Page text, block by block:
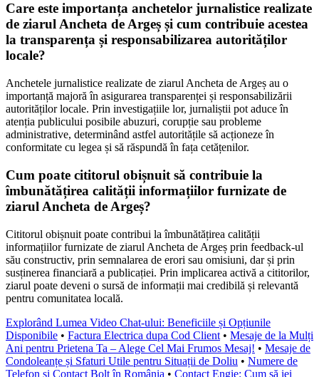
Care este importanța anchetelor jurnalistice realizate
de ziarul Ancheta de Argeș și cum contribuie acestea
la transparența și responsabilizarea autorităților
locale?
Anchetele jurnalistice realizate de ziarul Ancheta de Argeș au o
importanță majoră în asigurarea transparenței și responsabilizării
autorităților locale. Prin investigațiile lor, jurnaliștii pot aduce în
atenția publicului posibile abuzuri, corupție sau probleme
administrative, determinând astfel autoritățile să acționeze în
conformitate cu legea și să răspundă în fața cetățenilor.
Cum poate cititorul obișnuit să contribuie la
îmbunătățirea calității informațiilor furnizate de
ziarul Ancheta de Argeș?
Cititorul obișnuit poate contribui la îmbunătățirea calității
informațiilor furnizate de ziarul Ancheta de Argeș prin feedback-ul
său constructiv, prin semnalarea de erori sau omisiuni, dar și prin
susținerea financiară a publicației. Prin implicarea activă a cititorilor,
ziarul poate deveni o sursă de informații mai credibilă și relevantă
pentru comunitatea locală.
Explorând Lumea Video Chat-ului: Beneficiile și Opțiunile
Disponibile • Factura Electrica dupa Cod Client • Mesaje de la Mulți
Ani pentru Prietena Ta – Alege Cel Mai Frumos Mesaj! • Mesaje de
Condoleanțe și Sfaturi Utile pentru Situații de Doliu • Numere de
Telefon și Contact Bolt în România • Contact Engie: Cum să iei